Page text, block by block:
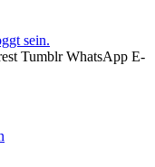
sein.
Tumblr WhatsApp E-